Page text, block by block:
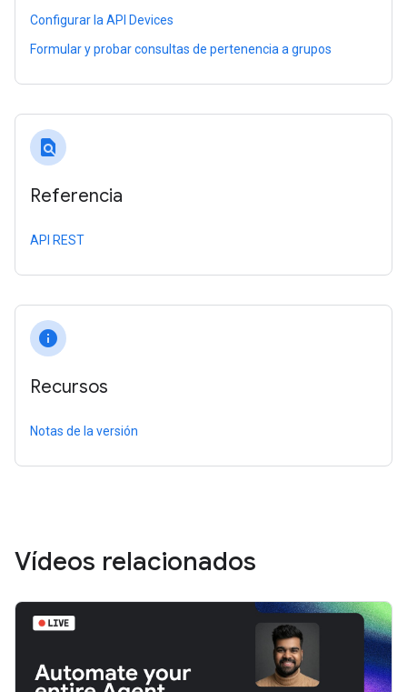
Configurar la API Devices
Formular y probar consultas de pertenencia a grupos
find_in_page
Referencia
API REST
info
Recursos
Notas de la versión
Vídeos relacionados